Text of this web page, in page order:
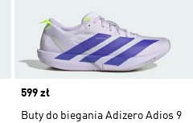
Price
599 zł
Buty do biegania Adizero Adios 9